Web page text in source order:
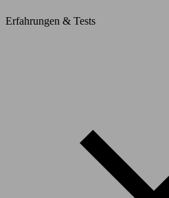
Erfahrungen & Tests